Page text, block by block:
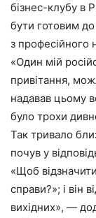
бізнес-клубу в
бути готовим
з професійного
«Один мій
привітання,
надавав цьому
було трохи
Так тривало
почув у
«Щоб
справи?»; і він
вихідних», —